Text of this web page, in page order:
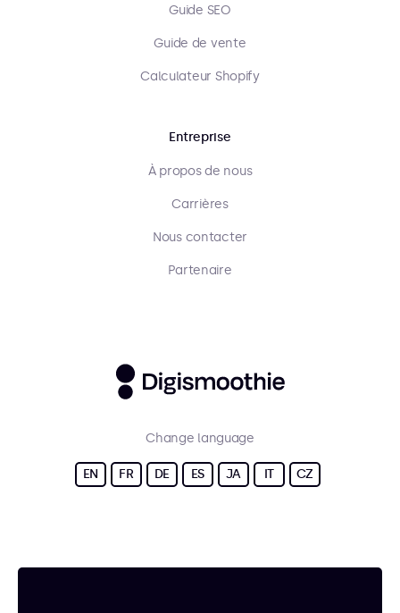
Guide SEO
Guide de vente
Calculateur Shopify
Entreprise
À propos de nous
Carrières
Nous contacter
Partenaire
Change language
EN FR DE ES JA IT CZ